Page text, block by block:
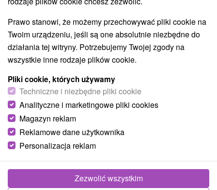
Wsie i miasta
Stupava(1) Veľké Leváre(1)
Prawo stanowi, że możemy przechowywać pliki cookie na
Twoim urządzeniu, jeśli są one absolutnie niezbędne do
działania tej witryny. Potrzebujemy Twojej zgody na
wszystkie inne rodzaje plików cookie.
Pliki cookie, których używamy
Techniczne i niezbędne pliki cookie
Analityczne i marketingowe pliki cookies
Magazyn reklam
Reklamowe dane użytkownika
Personalizacja reklam
Zezwolić wszystkim